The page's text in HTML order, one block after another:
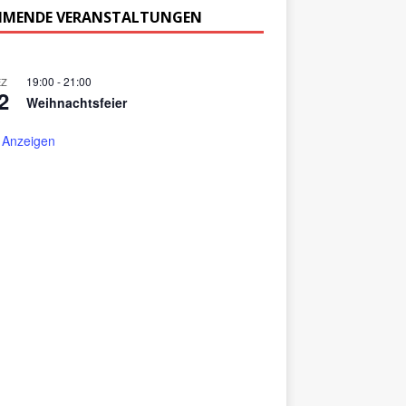
VERANSTALTUNGEN
19:00 -21:00
Weihnachtsfeier